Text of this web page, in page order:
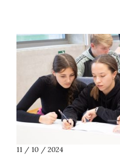
11 / 10 / 2024